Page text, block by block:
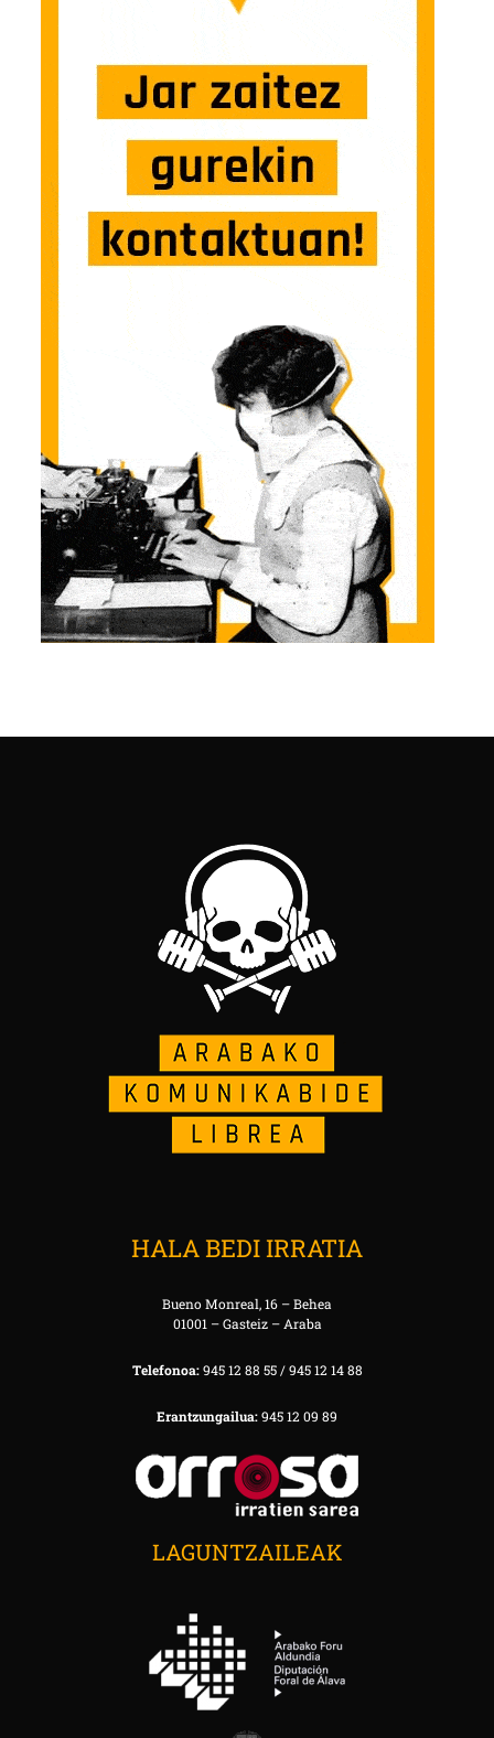
HALA BEDI IRRATIA
Bueno Monreal, 16 – Behea
01001 – Gasteiz – Araba
Telefonoa:945 12 88 55 / 945 12 14 88
Erantzungailua:945 12 09 89
LAGUNTZAILEAK